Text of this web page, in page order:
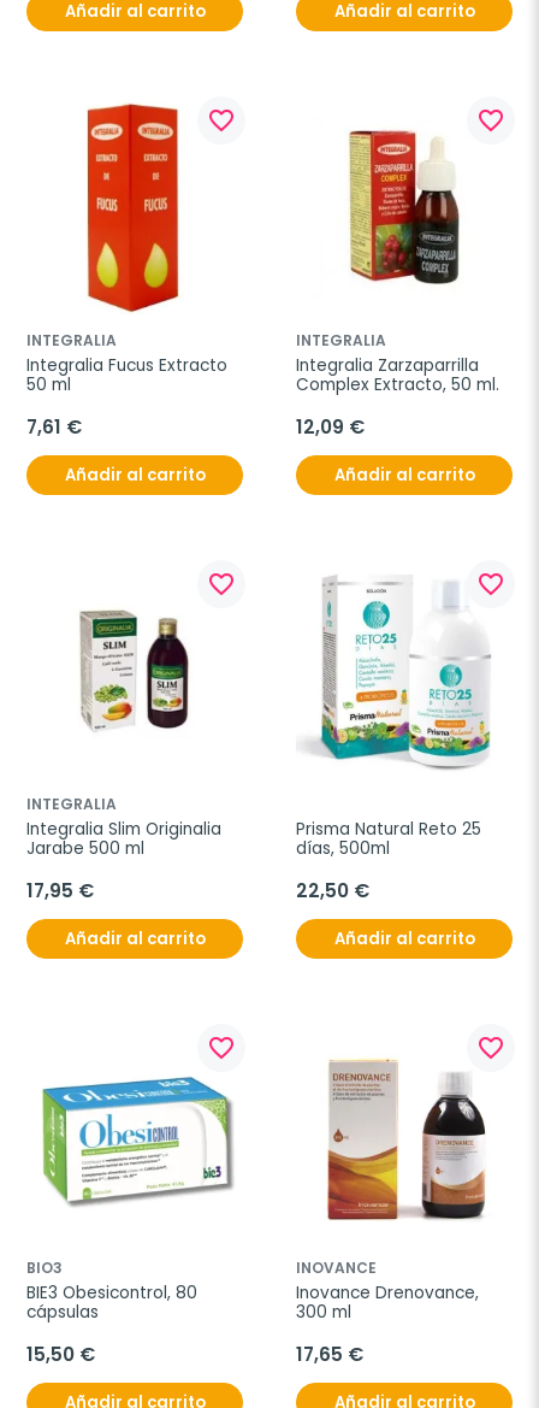
Añadir al carrito Añadir al carrito
favorite_border
INTEGRALIA
Integralia Fucus Extracto
50 ml
7,61 €
Añadir al carrito
favorite_border
INTEGRALIA
Integralia Zarzaparrilla
Complex Extracto, 50 ml.
12,09 €
Añadir al carrito
favorite_border
INTEGRALIA
Integralia Slim Originalia
Jarabe 500 ml
17,95 €
Añadir al carrito
favorite_border
Prisma Natural Reto 25
días, 500ml
22,50 €
Añadir al carrito
favorite_border
BIO3
BIE3 Obesicontrol, 80
cápsulas
15,50 €
Añadir al carrito
favorite_border
INOVANCE
Inovance Drenovance,
300 ml
17,65 €
Añadir al carrito